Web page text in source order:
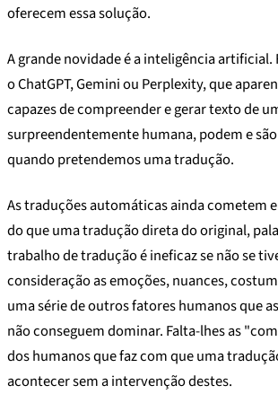
oferecem essa solução.
A grande novidade é a inteligência
o ChatGPT, Gemini ou Perplexity, que
capazes de compreender e gerar texto de
surpreendentemente humana, podem e
quando pretendemos uma tradução.
As traduções automáticas ainda cometem
do que uma tradução direta do original,
trabalho de tradução é ineficaz se não se
consideração as emoções, nuances,
uma série de outros fatores humanos que
não conseguem dominar. Falta-lhes as
dos humanos que faz com que uma
acontecer sem a intervenção destes.